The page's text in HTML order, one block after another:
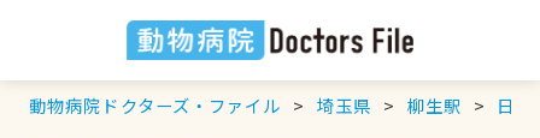
動物病院ドクターズ・ファイル 埼玉県 柳生駅 日本